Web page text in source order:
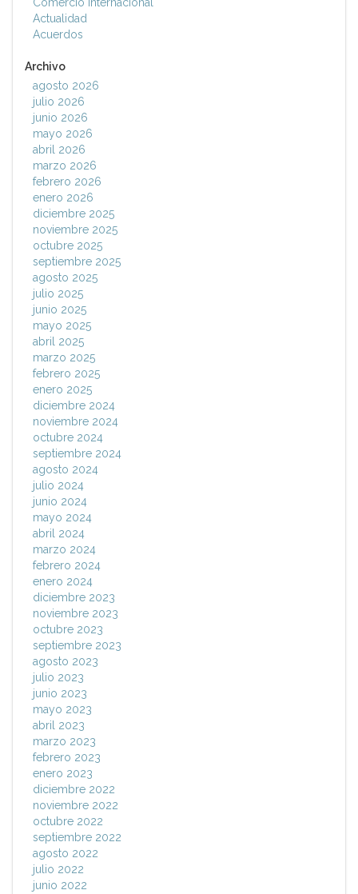
Actualidad
Acuerdos
Archivo
agosto 2026
julio 2026
junio 2026
mayo 2026
abril 2026
marzo 2026
febrero 2026
enero 2026
diciembre 2025
noviembre 2025
octubre 2025
septiembre 2025
agosto 2025
julio 2025
junio 2025
mayo 2025
abril 2025
marzo 2025
febrero 2025
enero 2025
diciembre 2024
noviembre 2024
octubre 2024
septiembre 2024
agosto 2024
julio 2024
junio 2024
mayo 2024
abril 2024
marzo 2024
febrero 2024
enero 2024
diciembre 2023
noviembre 2023
octubre 2023
septiembre 2023
agosto 2023
julio 2023
junio 2023
mayo 2023
abril 2023
marzo 2023
febrero 2023
enero 2023
diciembre 2022
noviembre 2022
octubre 2022
septiembre 2022
agosto 2022
julio 2022
junio 2022